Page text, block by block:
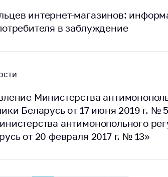
интернет-магазинов:
в заблуждение
Министерства
Беларусь от 17 июня 2019 г. №
антимонопольного
от 20 февраля 2017 г. № 13»